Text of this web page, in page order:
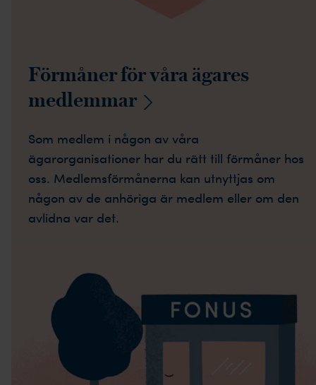
Förmåner för våra ägares
medlemmar
Som medlem i någon av våra
ägarorganisationer har du rätt till förmåner hos
oss. Medlemsförmånerna kan utnyttjas om
någon av de anhöriga är medlem eller om den
avlidna var det.